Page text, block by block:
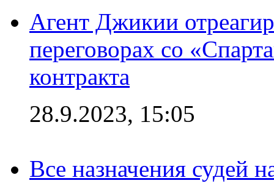
Агент Джикии
переговорах со
контракта
28.9.2023, 15:05
Все назначения судей